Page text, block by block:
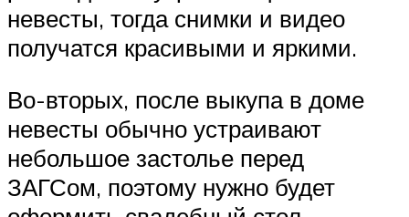
невесты, тогда снимки и видео
получатся красивыми и яркими.
Во-вторых, после выкупа в доме
невесты обычно устраивают
небольшое застолье перед
ЗАГСом, поэтому нужно будет